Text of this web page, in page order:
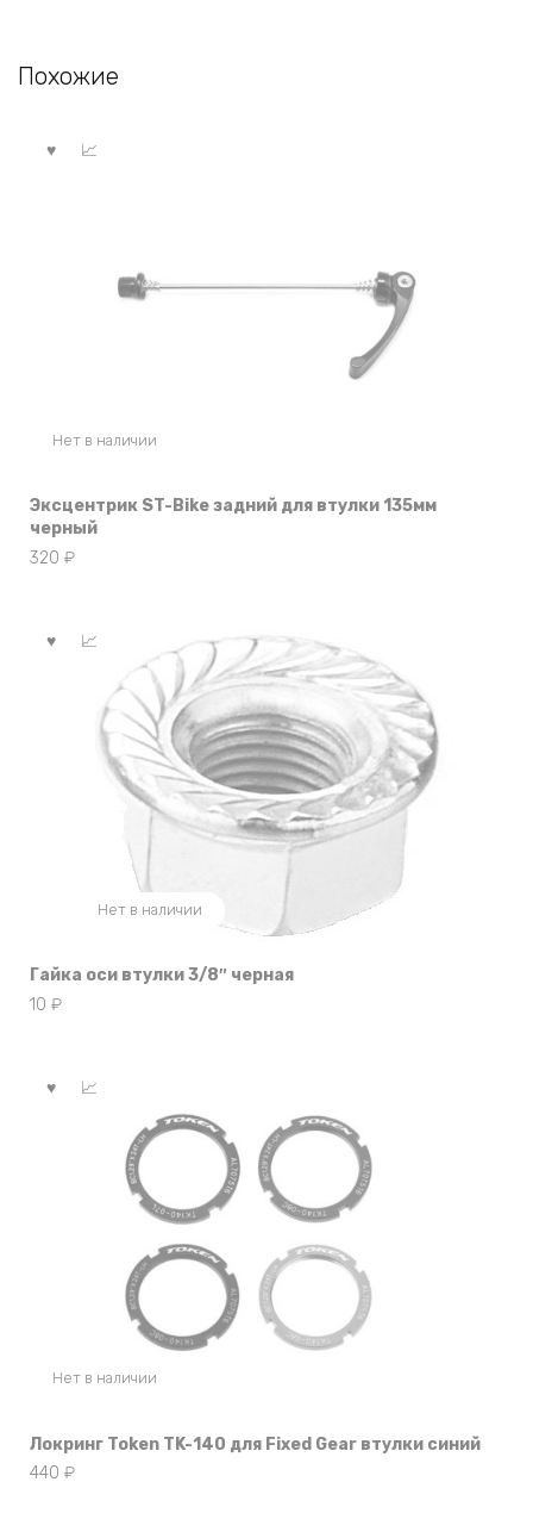
Похожие
Нет в наличии
Эксцентрик ST-Bike задний для втулки 135мм
черный
320 ₽
Нет в наличии
Гайка оси втулки 3/8″ черная
10 ₽
Нет в наличии
Локринг Token TK-140 для Fixed Gear втулки синий
440 ₽